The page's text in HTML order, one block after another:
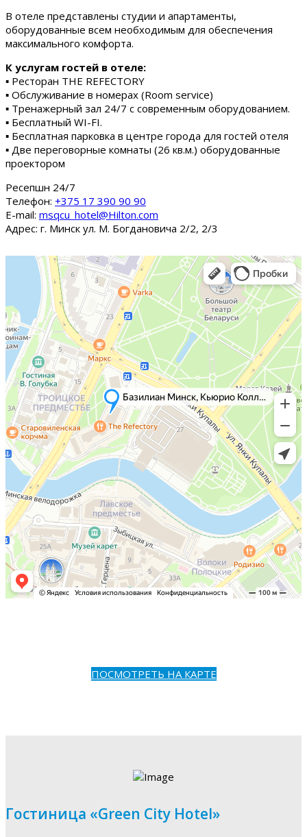
В отеле представлены студии и апартаменты,
оборудованные всем необходимым для обеспечения
максимального комфорта.
К услугам гостей в отеле:
▪ Ресторан THE REFECTORY
▪ Обслуживание в номерах (Room service)
▪ Тренажерный зал 24/7 с современным оборудованием.
▪ Бесплатный WI-FI.
▪ Бесплатная парковка в центре города для гостей отеля
▪ Две переговорные комнаты (26 кв.м.) оборудованные
проектором
Ресепшн 24/7
Tелефон: +375 17 390 90 90
E-mail: msqcu_hotel@Hilton.com
Адрес: г. Минск ул. М. Богдановича 2/2, 2/3
ПОСМОТРЕТЬ НА КАРТЕ
Гостиница «Green City Hotel»